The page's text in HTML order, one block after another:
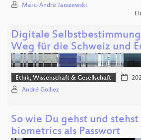
Marc-André Janizewski
Digitale
Weg für die Schweiz und
Ethik, Wissenschaft & Gesellschaft
André Golliez
So wie Du gehst und
biometrics als Passwort